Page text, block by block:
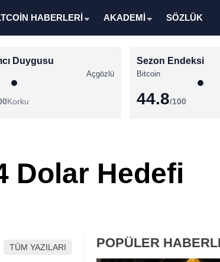
HABERLERİ AKADEMİ SÖZLÜK
Duygusu
Açgözlü
Korku
Sezon Endeksi
Bitcoin
44.8/100
Dolar Hedefi
TÜM YAZILARI POPÜLER